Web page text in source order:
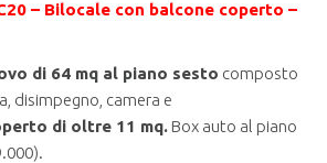
– Bilocale con balcone coperto –
di 64 mq al piano sesto composto
disimpegno, camera e
di oltre 11 mq. Box auto al piano